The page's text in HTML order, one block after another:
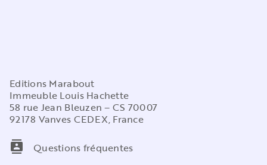
Editions Marabout
Immeuble Louis Hachette
58 rue Jean Bleuzen – CS 70007
92178 Vanves CEDEX, France
contacts
Questions fréquentes